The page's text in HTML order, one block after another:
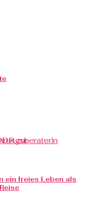
ein freies Leben als